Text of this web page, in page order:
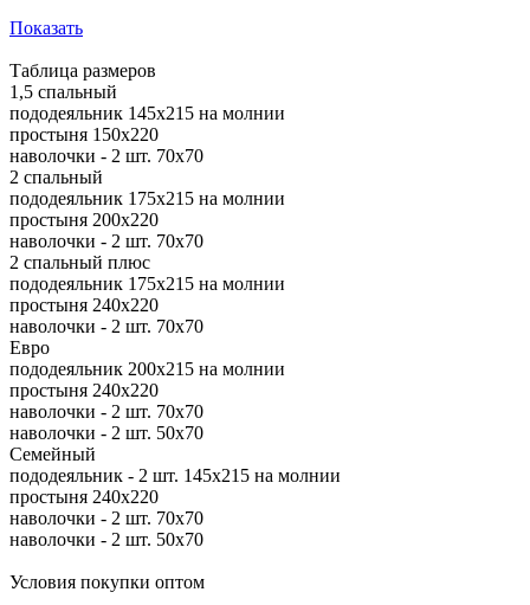
Показать
Таблица размеров
1,5 спальный
пододеяльник 145х215 на молнии
простыня 150х220
наволочки - 2 шт. 70х70
2 спальный
пододеяльник 175х215 на молнии
простыня 200х220
наволочки - 2 шт. 70х70
2 спальный плюс
пододеяльник 175х215 на молнии
простыня 240х220
наволочки - 2 шт. 70х70
Евро
пододеяльник 200х215 на молнии
простыня 240х220
наволочки - 2 шт. 70х70
наволочки - 2 шт. 50х70
Семейный
пододеяльник - 2 шт. 145х215 на молнии
простыня 240х220
наволочки - 2 шт. 70х70
наволочки - 2 шт. 50х70
Условия покупки оптом